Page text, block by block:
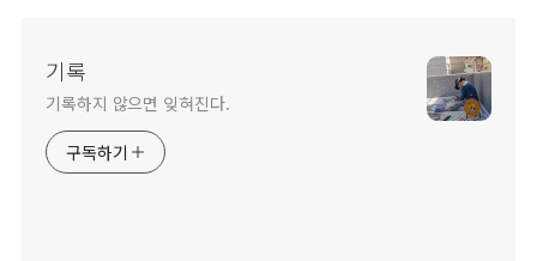
기록
기록하지 않으면 잊혀진다.
구독하기